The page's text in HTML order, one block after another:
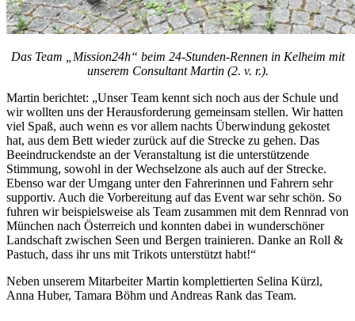
Das Team „Mission24h“ beim 24-Stunden-Rennen in Kelheim mit
unserem Consultant Martin (2. v. r.).
Martin berichtet: „Unser Team kennt sich noch aus der Schule und
wir wollten uns der Herausforderung gemeinsam stellen. Wir hatten
viel Spaß, auch wenn es vor allem nachts Überwindung gekostet
hat, aus dem Bett wieder zurück auf die Strecke zu gehen. Das
Beeindruckendste an der Veranstaltung ist die unterstützende
Stimmung, sowohl in der Wechselzone als auch auf der Strecke.
Ebenso war der Umgang unter den Fahrerinnen und Fahrern sehr
supportiv. Auch die Vorbereitung auf das Event war sehr schön. So
fuhren wir beispielsweise als Team zusammen mit dem Rennrad von
München nach Österreich und konnten dabei in wunderschöner
Landschaft zwischen Seen und Bergen trainieren. Danke an Roll &
Pastuch, dass ihr uns mit Trikots unterstützt habt!“
Neben unserem Mitarbeiter Martin komplettierten Selina Kürzl,
Anna Huber, Tamara Böhm und Andreas Rank das Team.